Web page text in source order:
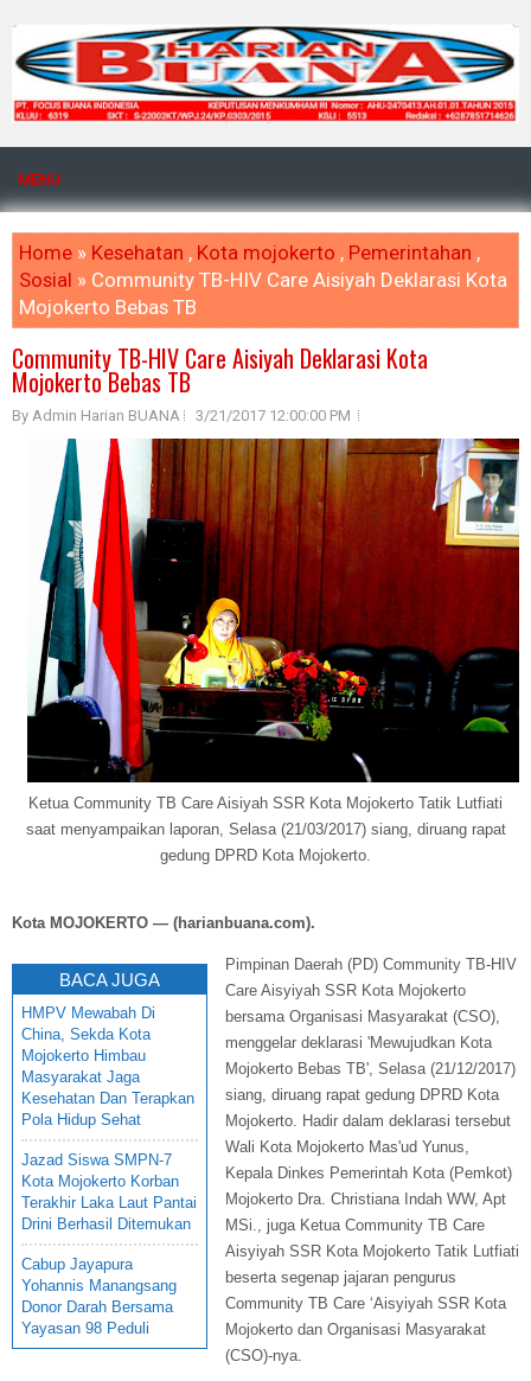
MENU
Home » Kesehatan , Kota mojokerto , Pemerintahan ,
Sosial » Community TB-HIV Care Aisiyah Deklarasi Kota
Mojokerto Bebas TB
Community TB-HIV Care Aisiyah Deklarasi Kota
Mojokerto Bebas TB
By Admin Harian BUANA 3/21/2017 12:00:00 PM
Ketua Community TB Care Aisiyah SSR Kota Mojokerto Tatik Lutfiati
saat menyampaikan laporan, Selasa (21/03/2017) siang, diruang rapat
gedung DPRD Kota Mojokerto.
Kota MOJOKERTO — (harianbuana.com).
BACA JUGA
HMPV Mewabah Di
China, Sekda Kota
Mojokerto Himbau
Masyarakat Jaga
Kesehatan Dan Terapkan
Pola Hidup Sehat
Jazad Siswa SMPN-7
Kota Mojokerto Korban
Terakhir Laka Laut Pantai
Drini Berhasil Ditemukan
Cabup Jayapura
Yohannis Manangsang
Donor Darah Bersama
Yayasan 98 Peduli
Pimpinan Daerah (PD) Community TB-HIV
Care Aisyiyah SSR Kota Mojokerto
bersama Organisasi Masyarakat (CSO),
menggelar deklarasi 'Mewujudkan Kota
Mojokerto Bebas TB', Selasa (21/12/2017)
siang, diruang rapat gedung DPRD Kota
Mojokerto. Hadir dalam deklarasi tersebut
Wali Kota Mojokerto Mas'ud Yunus,
Kepala Dinkes Pemerintah Kota (Pemkot)
Mojokerto Dra. Christiana Indah WW, Apt
MSi., juga Ketua Community TB Care
Aisyiyah SSR Kota Mojokerto Tatik Lutfiati
beserta segenap jajaran pengurus
Community TB Care ‘Aisyiyah SSR Kota
Mojokerto dan Organisasi Masyarakat
(CSO)-nya.